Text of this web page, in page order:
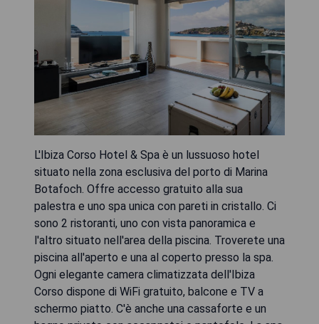
L'Ibiza Corso Hotel & Spa è un lussuoso hotel
situato nella zona esclusiva del porto di Marina
Botafoch. Offre accesso gratuito alla sua
palestra e uno spa unica con pareti in cristallo. Ci
sono 2 ristoranti, uno con vista panoramica e
l'altro situato nell'area della piscina. Troverete una
piscina all'aperto e una al coperto presso la spa.
Ogni elegante camera climatizzata dell'Ibiza
Corso dispone di WiFi gratuito, balcone e TV a
schermo piatto. C'è anche una cassaforte e un